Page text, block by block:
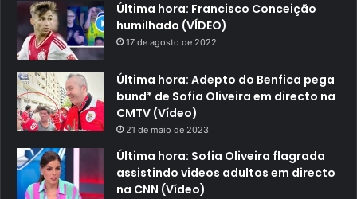
Última hora: Francisco Conceição
humilhado (VÍDEO)
17 de agosto de 2022
Última hora: Adepto do Benfica pega
bund* de Sofia Oliveira em directo na
CMTV (Vídeo)
21 de maio de 2023
Última hora: Sofia Oliveira flagrada
assistindo videos adultos em directo
na CNN (Vídeo)